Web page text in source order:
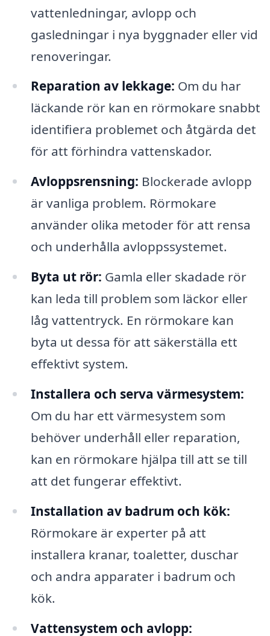
vattenledningar, avlopp och
gasledningar i nya byggnader eller vid
renoveringar.
Reparation av lekkage: Om du har
läckande rör kan en rörmokare snabbt
identifiera problemet och åtgärda det
för att förhindra vattenskador.
Avloppsrensning: Blockerade avlopp
är vanliga problem. Rörmokare
använder olika metoder för att rensa
och underhålla avloppssystemet.
Byta ut rör: Gamla eller skadade rör
kan leda till problem som läckor eller
låg vattentryck. En rörmokare kan
byta ut dessa för att säkerställa ett
effektivt system.
Installera och serva värmesystem:
Om du har ett värmesystem som
behöver underhåll eller reparation,
kan en rörmokare hjälpa till att se till
att det fungerar effektivt.
Installation av badrum och kök:
Rörmokare är experter på att
installera kranar, toaletter, duschar
och andra apparater i badrum och
kök.
Vattensystem och avlopp: